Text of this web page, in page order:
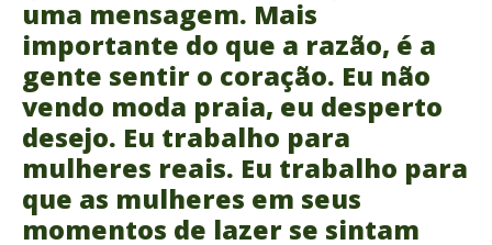
uma mensagem. Mais
importante do que a razão, é a
gente sentir o coração. Eu não
vendo moda praia, eu desperto
desejo. Eu trabalho para
mulheres reais. Eu trabalho para
que as mulheres em seus
momentos de lazer se sintam